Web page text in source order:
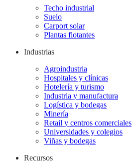
Techo industrial
Suelo
Carport solar
Plantas flotantes
Industrias
Agroindustria
Hospitales y clínicas
Hotelería y turismo
Industria y manufactura
Logística y bodegas
Minería
Retail y centros comerciales
Universidades y colegios
Viñas y bodegas
Recursos